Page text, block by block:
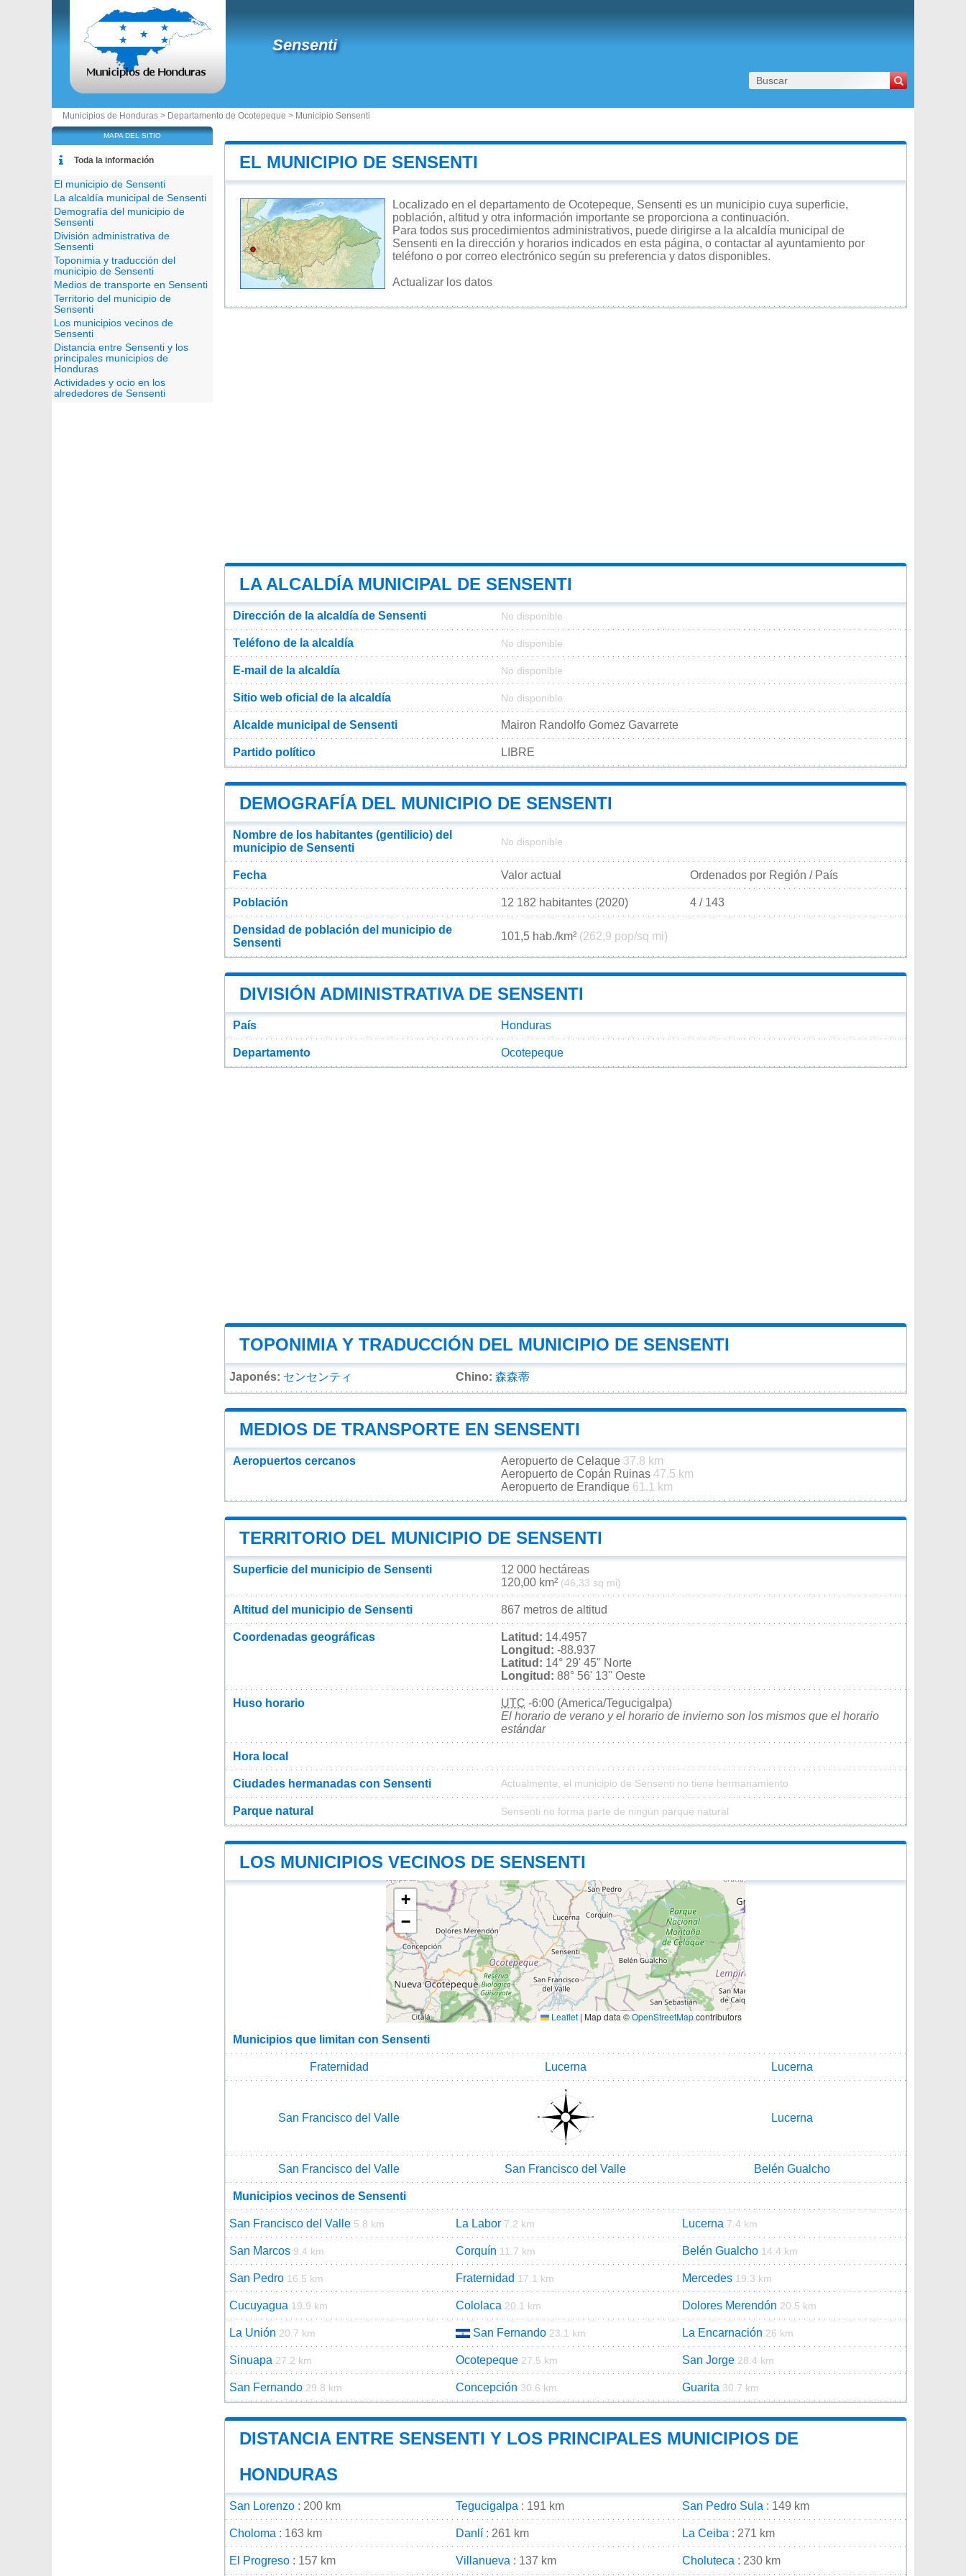
Sensenti
Municipios de Honduras > Departamento de Ocotepeque > Municipio Sensenti
EL MUNICIPIO DE SENSENTI
Localizado en el departamento de Ocotepeque, Sensenti es un municipio cuya superficie,
población, altitud y otra información importante se proporciona a continuación.
Para todos sus procedimientos administrativos, puede dirigirse a la alcaldía municipal de
Sensenti en la dirección y horarios indicados en esta página, o contactar al ayuntamiento por
teléfono o por correo electrónico según su preferencia y datos disponibles.
Actualizar los datos
LA ALCALDÍA MUNICIPAL DE SENSENTI
Dirección de la alcaldía de Sensenti No disponible
Teléfono de la alcaldía No disponible
E-mail de la alcaldía No disponible
Sitio web oficial de la alcaldía No disponible
Alcalde municipal de Sensenti Mairon Randolfo Gomez Gavarrete
Partido político LIBRE
DEMOGRAFÍA DEL MUNICIPIO DE SENSENTI
Nombre de los habitantes (gentilicio) del
municipio de Sensenti
No disponible
Fecha Valor actual Ordenados por Región / País
Población 12 182 habitantes (2020) 4 / 143
Densidad de población del municipio de
Sensenti
101,5 hab./km² (262,9 pop/sq mi)
DIVISIÓN ADMINISTRATIVA DE SENSENTI
País Honduras
Departamento Ocotepeque
TOPONIMIA Y TRADUCCIÓN DEL MUNICIPIO DE SENSENTI
Japonés: センセンティ Chino: 森森蒂
MEDIOS DE TRANSPORTE EN SENSENTI
Aeropuertos cercanos Aeropuerto de Celaque 37.8 km
Aeropuerto de Copán Ruinas 47.5 km
Aeropuerto de Erandique 61.1 km
TERRITORIO DEL MUNICIPIO DE SENSENTI
Superficie del municipio de Sensenti
12 000 hectáreas
120,00 km² (46,33 sq mi)
Altitud del municipio de Sensenti 867 metros de altitud
Coordenadas geográficas Latitud: 14.4957
Longitud: -88.937
Latitud: 14° 29' 45'' Norte
Longitud: 88° 56' 13'' Oeste
Huso horario UTC -6:00 (America/Tegucigalpa)
El horario de verano y el horario de invierno son los mismos que el horario
estándar
Hora local
Ciudades hermanadas con Sensenti Actualmente, el municipio de Sensenti no tiene hermanamiento
Parque natural Sensenti no forma parte de ningún parque natural
LOS MUNICIPIOS VECINOS DE SENSENTI
+
−
Leaflet | Map data ©OpenStreetMapcontributors
Municipios que limitan con Sensenti
Fraternidad Lucerna Lucerna
San Francisco del Valle Lucerna
San Francisco del Valle San Francisco del Valle Belén Gualcho
Municipios vecinos de Sensenti
San Francisco del Valle 5.8 km La Labor 7.2 km Lucerna 7.4 km
San Marcos 9.4 km Corquín 11.7 km Belén Gualcho 14.4 km
San Pedro 16.5 km Fraternidad 17.1 km Mercedes 19.3 km
Cucuyagua 19.9 km Cololaca 20.1 km Dolores Merendón 20.5 km
La Unión 20.7 km San Fernando 23.1 km La Encarnación 26 km
Sinuapa 27.2 km Ocotepeque 27.5 km San Jorge 28.4 km
San Fernando 29.8 km Concepción 30.6 km Guarita 30.7 km
DISTANCIA ENTRE SENSENTI Y LOS PRINCIPALES MUNICIPIOS DE
HONDURAS
San Lorenzo : 200 km Tegucigalpa : 191 km San Pedro Sula : 149 km
Choloma : 163 km Danlí : 261 km La Ceiba : 271 km
El Progreso : 157 km Villanueva : 137 km Choluteca : 230 km
MAPA DEL SITIO
Toda la información
El municipio de Sensenti
La alcaldía municipal de Sensenti
Demografía del municipio de
Sensenti
División administrativa de
Sensenti
Toponimia y traducción del
municipio de Sensenti
Medios de transporte en Sensenti
Territorio del municipio de
Sensenti
Los municipios vecinos de
Sensenti
Distancia entre Sensenti y los
principales municipios de
Honduras
Actividades y ocio en los
alrededores de Sensenti